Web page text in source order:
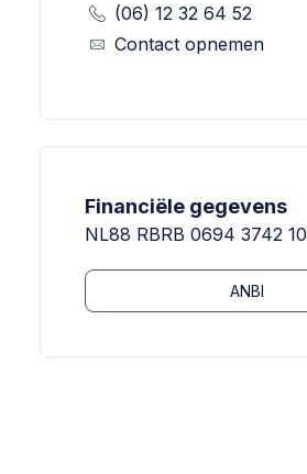
(06) 12 32 64 52
Contact opnemen
Financiële gegevens
NL88 RBRB 0694 3742 10
ANBI